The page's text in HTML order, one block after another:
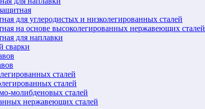
для углеродистых и низколегированных сталей
на основе высоколегированных нержавеющих сталей
для наплавки
сварки
сталей
сталей
молибденовых сталей
нержавеющих сталей